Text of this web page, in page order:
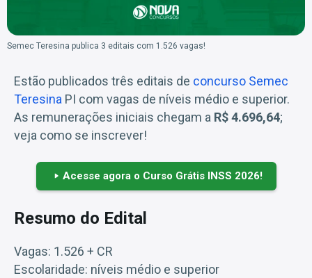
Semec Teresina publica 3 editais com 1.526 vagas!
Estão publicados três editais de concurso Semec
Teresina PI com vagas de níveis médio e superior.
As remunerações iniciais chegam a R$ 4.696,64;
veja como se inscrever!
Acesse agora o Curso Grátis INSS 2026!
Resumo do Edital
Vagas: 1.526 + CR
Escolaridade: níveis médio e superior